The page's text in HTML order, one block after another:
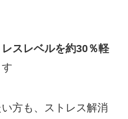
スレベルを約30％軽
方も、ストレス解消